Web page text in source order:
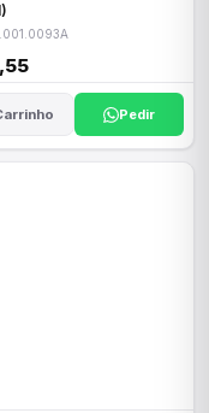
Pedir